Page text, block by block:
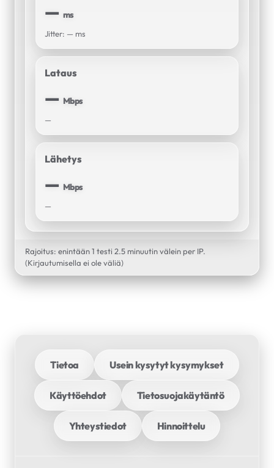
— ms
Jitter: — ms
Lataus
— Mbps
—
Lähetys
— Mbps
—
Rajoitus: enintään 1 testi 2.5 minuutin välein per IP.
(Kirjautumisella ei ole väliä)
Tietoa Usein kysytyt kysymykset
Käyttöehdot Tietosuojakäytäntö
Yhteystiedot Hinnoittelu